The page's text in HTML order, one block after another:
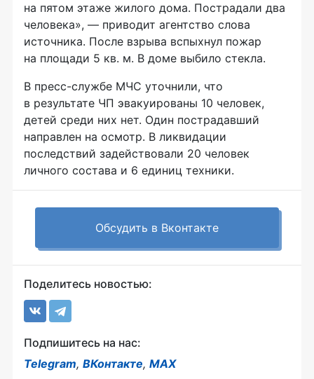
на пятом этаже жилого дома. Пострадали два
человека», — приводит агентство слова
источника. После взрыва вспыхнул пожар
на площади 5 кв. м. В доме выбило стекла.
В пресс-службе МЧС уточнили, что
в результате ЧП эвакуированы 10 человек,
детей среди них нет. Один пострадавший
направлен на осмотр. В ликвидации
последствий задействовали 20 человек
личного состава и 6 единиц техники.
Обсудить в Вконтакте
Поделитесь новостью:
Подпишитесь на нас:
Telegram, ВКонтакте, MAX